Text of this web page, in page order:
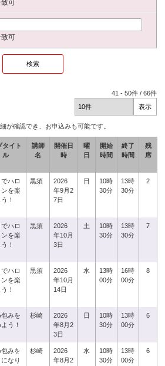
可
可
41 -50件 /66件
が確認でき、お申込みも可能です。
タイト
ル
講師
名
開催日
時
曜
日
開始
時間
終了
時間
残
席
ハロ
ンを楽
！
黒須
2026
年9月2
7日
日
10時
30分
13時
30分
2
ハロ
ンを楽
！
黒須
2026
年10月
3日
土
10時
30分
13時
30分
7
ハロ
ンを楽
！
黒須
2026
年10月
14日
水
13時
00分
16時
00分
8
みを
う！
杉崎
2026
年8月2
3日
日
10時
30分
13時
00分
6
みを
なり
杉崎
2026
年8月2
水
10時
30分
13時
00分
6